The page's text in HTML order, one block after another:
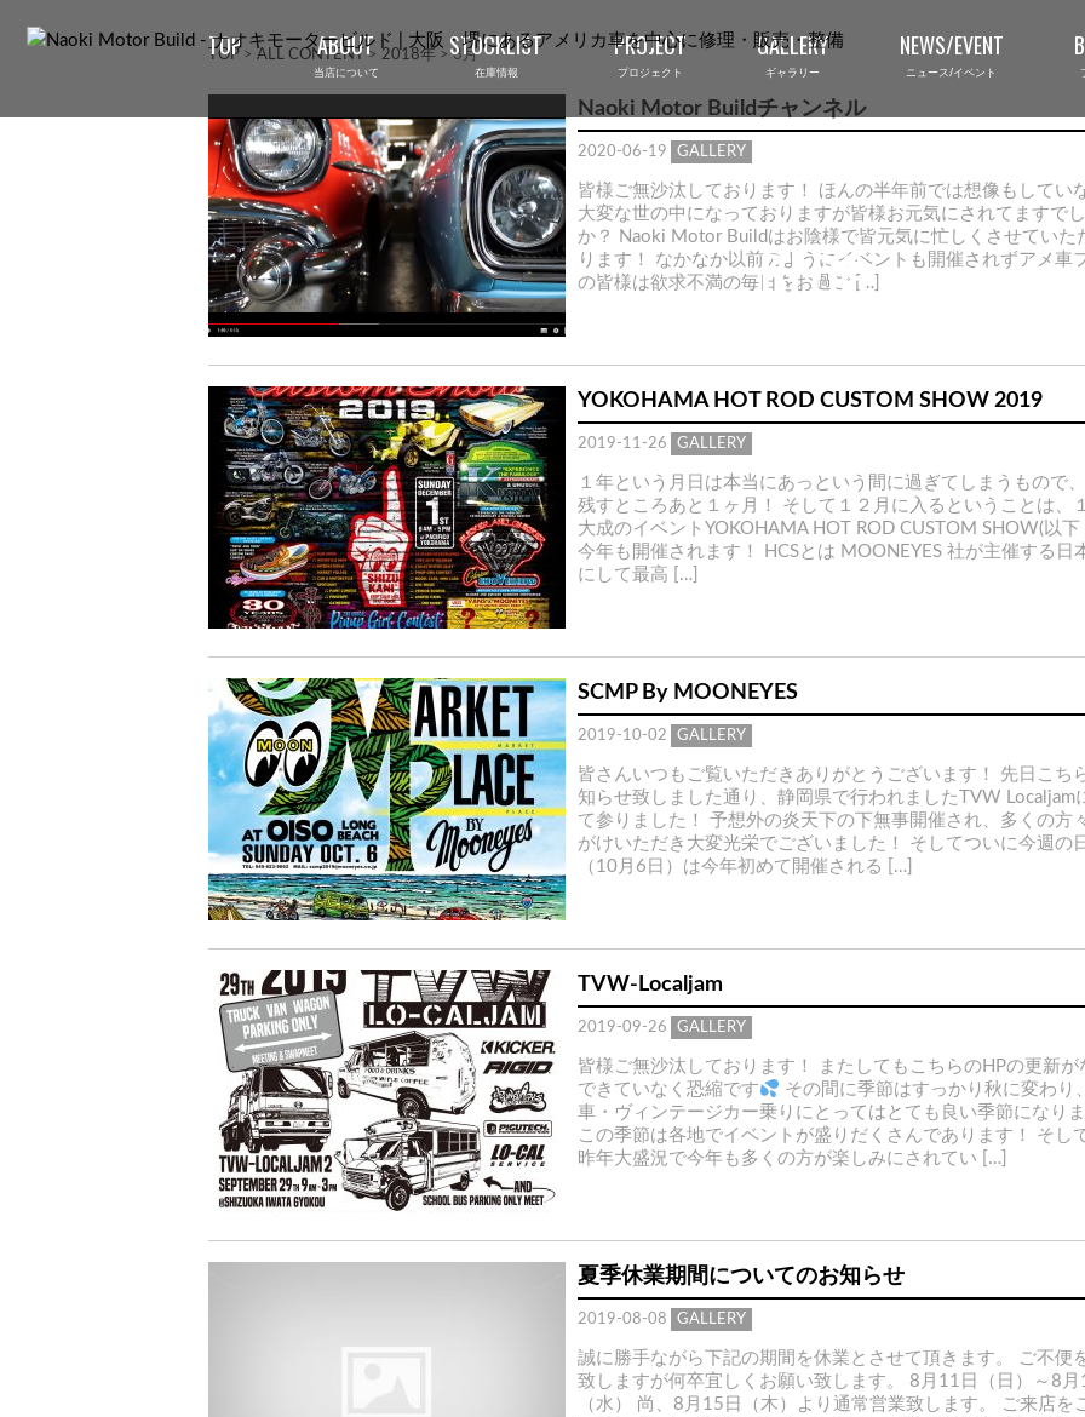
TOP ABOUT
当店について
STOCKLIST
在庫情報
PROJECT
プロジェクト
GALLERY
ギャラリー
NEWS/EVENT
ニュース/イベント
TOP > ALL CONTENT > 2018年 >3月
BLOG
Naoki Motor Buildチャンネル
2020-06-19 GALLERY
皆様ご無沙汰しております！ ほんの半年前では想像もしてい
大変な世の中になっておりますが皆様お元気にされてますで
か？ Naoki Motor Buildはお陰様で皆元気に忙しくさせていた
ります！ なかなか以前のようにイベントも開催されずアメ車
の皆様は欲求不満の毎日をお過ご […]
YOKOHAMA HOT ROD CUSTOM SHOW 2019
2019-11-26 GALLERY
１年という月日は本当にあっという間に過ぎてしまうもので
残すところあと１ヶ月！ そして１２月に入るということは、
大成のイベントYOKOHAMA HOT ROD CUSTOM SHOW(以下
今年も開催されます！ HCSとは MOONEYES 社が主催する日
にして最高 […]
SCMP By MOONEYES
2019-10-02 GALLERY
皆さんいつもご覧いただきありがとうございます！ 先日こち
知らせ致しました通り、静岡県で行われましたTVW Localjam
て参りました！ 予想外の炎天下の下無事開催され、多くの方
がけいただき大変光栄でございました！ そしてついに今週の
（10月6日）は今年初めて開催される […]
TVW-Localjam
2019-09-26 GALLERY
皆様ご無沙汰しております！ またしてもこちらのHPの更新が
できていなく恐縮です
その間に季節はすっかり秋に変わり
車・ヴィンテージカー乗りにとってはとても良い季節になりま
この季節は各地でイベントが盛りだくさんであります！ そし
昨年大盛況で今年も多くの方が楽しみにされてい […]
夏季休業期間についてのお知らせ
2019-08-08 GALLERY
誠に勝手ながら下記の期間を休業とさせて頂きます。 ご不便
致しますが何卒宜しくお願い致します。 8月11日（日）～8月
（水） 尚、8月15日（木）より通常営業致します。 ご来店を